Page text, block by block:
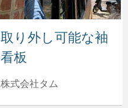
取り外し可能な袖
看板
株式会社タム